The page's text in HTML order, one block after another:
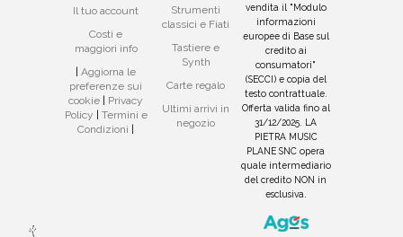
Il tuo account
Costi e
maggiori info
|Aggiorna le
preferenze sui
cookie
Privacy
Policy
Termini e
Condizioni
Strumenti
classici e Fiati
Tastiere e
Synth
Carte regalo
Ultimi arrivi in
negozio
vendita il "Modulo
informazioni
europee di Base sul
credito ai
consumatori"
(SECCI) e copia del
testo contrattuale.
Offerta valida fino al
31/12/2025. LA
PIETRA MUSIC
PLANE SNC opera
quale intermediario
del credito NON in
esclusiva.